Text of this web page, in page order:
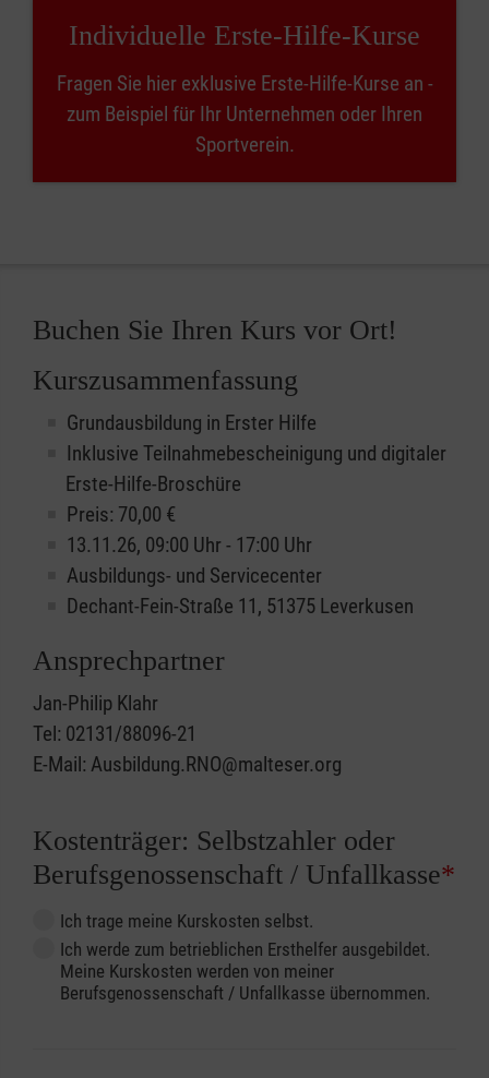
Individuelle Erste-Hilfe-Kurse
Fragen Sie hier exklusive Erste-Hilfe-Kurse an -
zum Beispiel für Ihr Unternehmen oder Ihren
Sportverein.
Buchen Sie Ihren Kurs vor Ort!
Kurszusammenfassung
Grundausbildung in Erster Hilfe
Inklusive Teilnahmebescheinigung und digitaler
Erste-Hilfe-Broschüre
Preis: 70,00 €
13.11.26, 09:00 Uhr - 17:00 Uhr
Ausbildungs- und Servicecenter
Dechant-Fein-Straße 11, 51375 Leverkusen
Ansprechpartner
Jan-Philip Klahr
Tel: 02131/88096-21
E-Mail: Ausbildung.RNO@malteser.org
Kostenträger: Selbstzahler oder
Berufsgenossenschaft / Unfallkasse*
Ich trage meine Kurskosten selbst.
Ich werde zum betrieblichen Ersthelfer ausgebildet.
Meine Kurskosten werden von meiner
Berufsgenossenschaft / Unfallkasse übernommen.